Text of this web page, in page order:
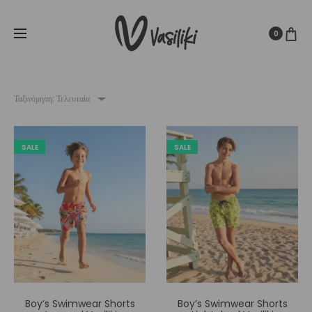
των
80€ 0
Ταξινόμηση: Τελευταία
SALE
Boy’s Swimwear Shorts
SALE
Boy’s Swimwear Shorts